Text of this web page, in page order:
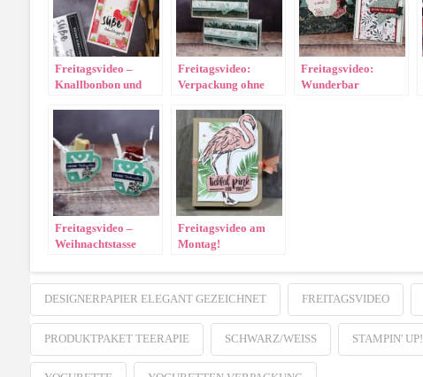
Freitagsvideo –
Knallbonbon und
Freitagsvideo:
Verpackung ohne
Freitagsvideo:
Wunderbar
Freitagsvideo –
Weihnachtstasse
Freitagsvideo am
Montag!
DESIGNERPAPIER ELEGANT GEZEICHNET FREITAGSVIDEO
PRODUKTPAKET TEERAPIE SCHWARZ/WEISS STAMPIN' UP!